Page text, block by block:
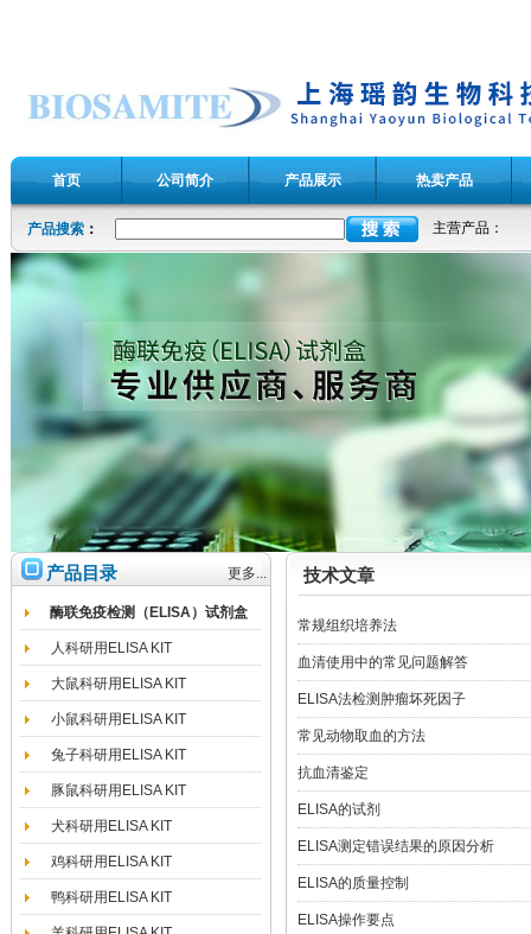
首页 公司简介 产品展示 热卖产品
产品搜索 ： 主营产品：
产品目录 更多...
酶联免疫检测（ELISA）试剂盒
人科研用ELISA KIT
大鼠科研用ELISA KIT
小鼠科研用ELISA KIT
兔子科研用ELISA KIT
豚鼠科研用ELISA KIT
犬科研用ELISA KIT
鸡科研用ELISA KIT
鸭科研用ELISA KIT
技术文章
常规组织培养法
血清使用中的常见问题解答
ELISA法检测肿瘤坏死因子
常见动物取血的方法
抗血清鉴定
ELISA的试剂
ELISA测定错误结果的原因分析
ELISA的质量控制
ELISA操作要点